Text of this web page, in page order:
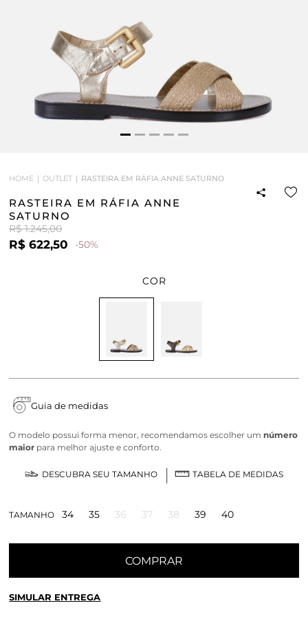
HOME OUTLET RASTEIRA EM RÁFIA ANNE SATURNO
RASTEIRA EM RÁFIA ANNE
SATURNO
R$ 1.245,00
R$ 622,50 -50%
COR
Guia de medidas
O modelo possui forma menor, recomendamos escolher umnúmero
maior para melhor ajuste e conforto.
DESCUBRA SEU TAMANHO TABELA DE MEDIDAS
TAMANHO 34 35 36 37 38 39 40
COMPRAR
SIMULAR ENTREGA